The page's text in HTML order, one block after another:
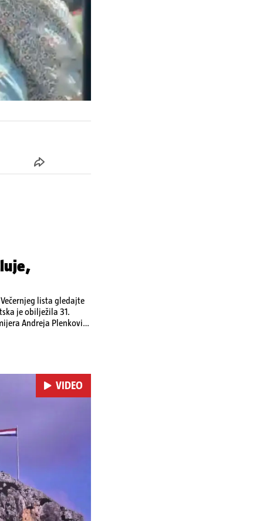
lista gledajte
je obilježila 31.
Andreja Plenkovića
nuklearnoj elektrani
VIDEO